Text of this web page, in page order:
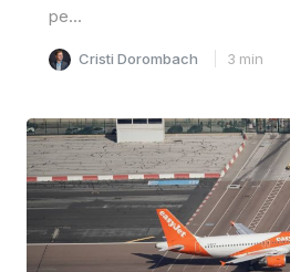
pe...
Cristi Dorombach 3 min